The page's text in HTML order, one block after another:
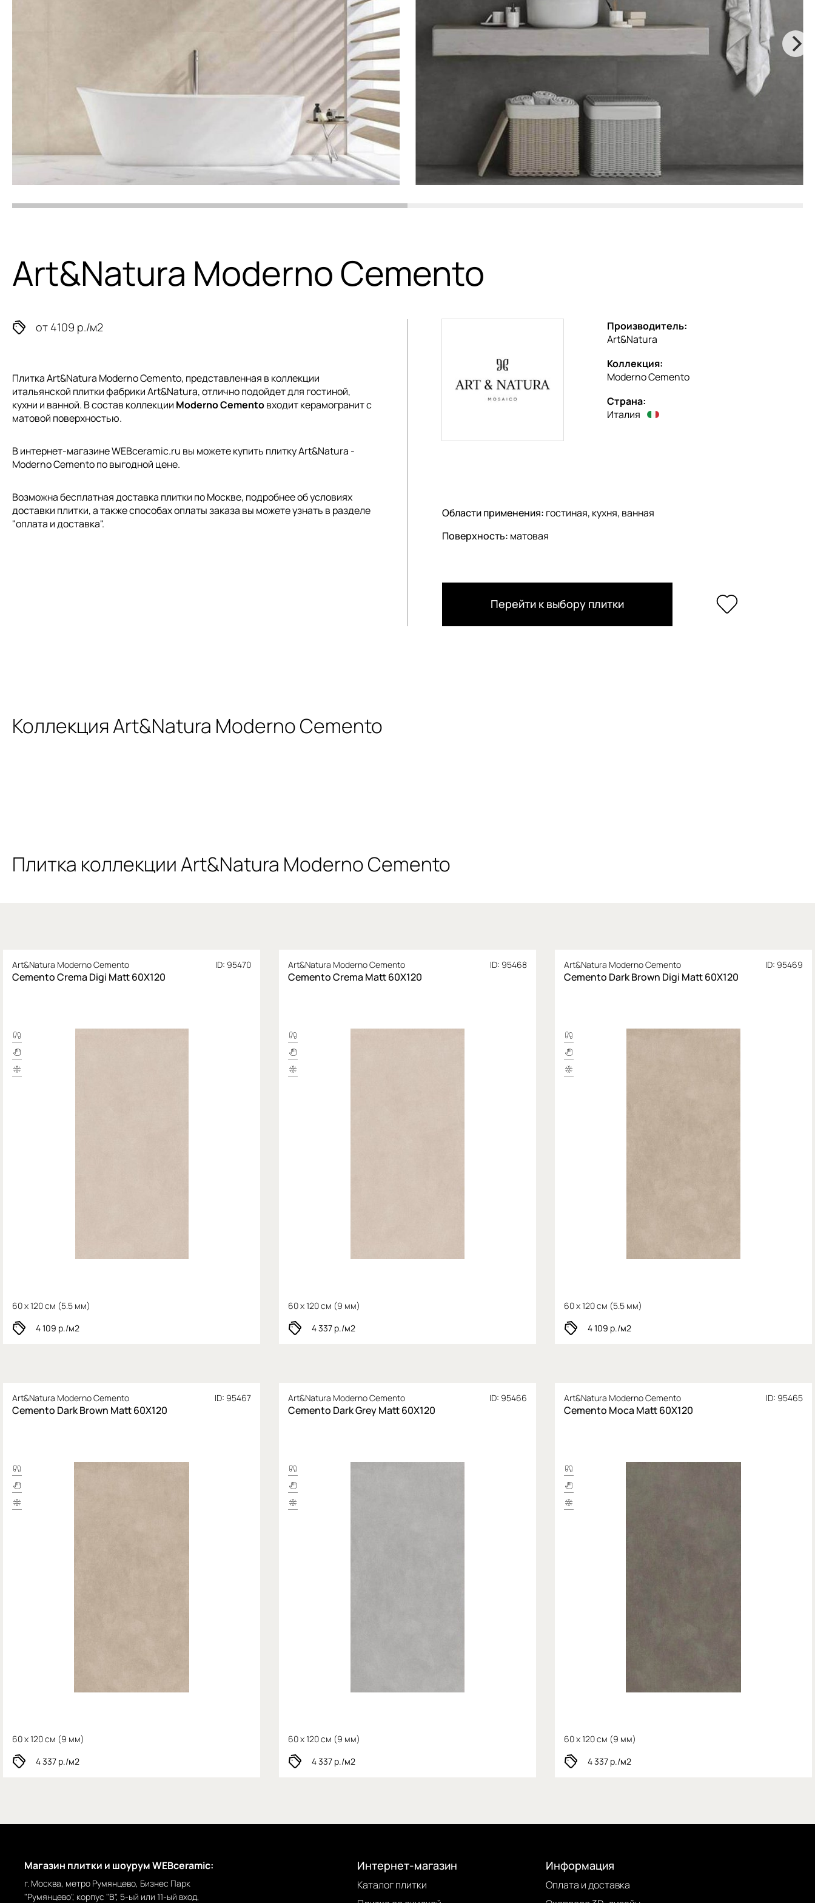
Art&Natura Moderno Cemento
от 4109 р./м2
Плитка Art&Natura Moderno Cemento, представленная в коллекции
итальянской плиткифабрики Art&Natura, отлично подойдет для гостиной,
кухни и ванной. В состав коллекции Moderno Cementoвходит керамогранит с
матовой поверхностью.
В интернет-магазине WEBceramic.ru вы можете купить плитку Art&Natura -
Moderno Cemento по выгодной цене.
Возможна бесплатная доставка плитки по Москве, подробнее об условиях
доставки плитки, а также способах оплаты заказа вы можете узнать в разделе
"оплата и доставка".
Производитель:
Art&Natura
Коллекция:
Moderno Cemento
Страна:
Италия
Области применения: гостиная, кухня, ванная
Поверхность: матовая
Перейти к выбору плитки
Коллекция Art&Natura Moderno Cemento
Плитка коллекции Art&Natura Moderno Cemento
Art&Natura Moderno Cemento ID: 95470
Cemento Crema Digi Matt 60X120
60 x 120 см (5.5 мм)
4 109 р./м2
Art&Natura Moderno Cemento ID: 95468
Cemento Crema Matt 60X120
60 x 120 см (9 мм)
4 337 р./м2
Art&Natura Moderno Cemento ID: 95469
Cemento Dark Brown Digi Matt 60X120
60 x 120 см (5.5 мм)
4 109 р./м2
Art&Natura Moderno Cemento ID: 95467
Cemento Dark Brown Matt 60X120
60 x 120 см (9 мм)
4 337 р./м2
Art&Natura Moderno Cemento ID: 95466
Cemento Dark Grey Matt 60X120
60 x 120 см (9 мм)
4 337 р./м2
Art&Natura Moderno Cemento ID: 95465
Cemento Moca Matt 60X120
60 x 120 см (9 мм)
4 337 р./м2
Магазин плитки и шоурум WEBceramic:
г. Москва, метро Румянцево, Бизнес Парк
"Румянцево", корпус "В", 5-ый или 11-ый вход,
Интернет-магазин
Каталог плитки
Информация
Оплата и доставка